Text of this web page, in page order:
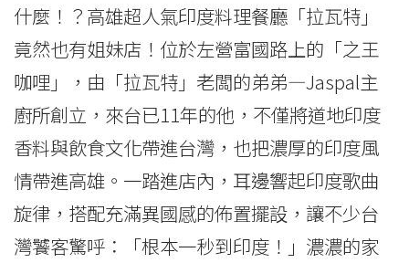
購
物
什麼！？高雄超人氣印度料理餐廳「拉瓦特」
竟然也有姐妹店！位於左營富國路上的「之王
咖哩」，由「拉瓦特」老闆的弟弟—Jaspal主
廚所創立，來台已11年的他，不僅將道地印度
香料與飲食文化帶進台灣，也把濃厚的印度風
情帶進高雄。一踏進店內，耳邊響起印度歌曲
旋律，搭配充滿異國感的佈置擺設，讓不少台
灣饕客驚呼：「根本一秒到印度！」濃濃的家